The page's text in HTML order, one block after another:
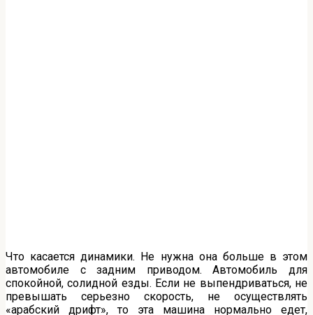
Что касается динамики. Не нужна она больше в этом
автомобиле с задним приводом. Автомобиль для
спокойной, солидной езды. Если не выпендриваться, не
превышать серьезно скорость, не осуществлять
«арабский дрифт», то эта машина нормально едет,